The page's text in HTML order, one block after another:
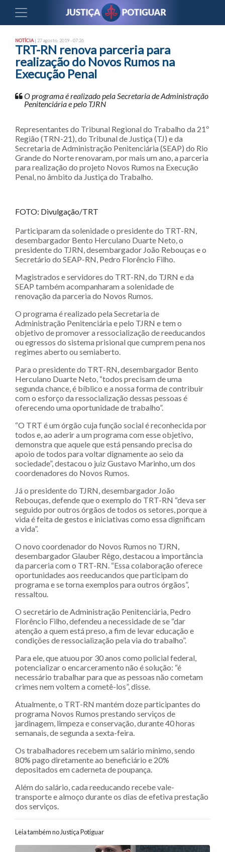
NOTÍCIA | 27 agosto, 2019 - 07:26
TRT-RN renova parceria para
realização do Novos Rumos na
Execução Penal
O programa é realizado pela Secretaria de Administração
Penitenciária e pelo TJRN
Representantes do Tribunal Regional do Trabalho da 21º
Região (TRN-21), do Tribunal de Justiça (TJ) e da
Secretaria de Administração Penitenciária (SEAP) do Rio
Grande do Norte renovaram, por mais um ano, a parceria
para realização do projeto Novos Rumos na Execução
Penal, no âmbito da Justiça do Trabalho.
FOTO: Divulgação/TRT
Participaram da solenidade o presidente do TRT-RN,
desembargador Bento Herculano Duarte Neto, o
presidente do TJRN, desembargador João Rebouças e o
Secretário do SEAP-RN, Pedro Florêncio Filho.
Magistrados e servidores do TRT-RN, do TJRN e da
SEAP também acompanharam a solenidade de
renovação da parceria do Novos Rumos.
O programa é realizado pela Secretaria de
Administração Penitenciária e pelo TJRN e tem o
objetivo de promover a ressocialização de reeducandos
ou egressos do sistema prisional que cumprem pena nos
regimes aberto ou semiaberto.
Para o presidente do TRT-RN, desembargador Bento
Herculano Duarte Neto, “todos precisam de uma
segunda chance, é bíblico e a nossa forma de contribuir
com o esforço da ressocialização dessas pessoas é
oferecendo uma oportunidade de trabalho”.
“O TRT é um órgão cuja função social é reconhecida por
todos e, ao aderir a um programa com esse objetivo,
demonstra que aquele que está pensando precisa do
apoio de todos para voltar dignamente ao seio da
sociedade”, destacou o juiz Gustavo Marinho, um dos
coordenadores do Novos Rumos.
Já o presidente do TJRN, desembargador João
Rebouças, defende que o exemplo do TRT-RN “deva ser
seguido por outros órgãos de todos os setores, porque a
vida é feita de gestos e iniciativas como essa dignificam
a vida”.
O novo coordenador do Novos Rumos no TJRN,
desembargador Glauber Rêgo, destacou a importância
da parceria com o TRT-RN. “Essa colaboração oferece
oportunidades aos reeducandos que participam do
programa e se torna exemplos para outros órgãos”,
ressaltou.
O secretário de Administração Penitenciária, Pedro
Florêncio Filho, defendeu a necessidade de se “dar
atenção a quem está preso, a fim de levar educação e
condições de ressocialização pela via do trabalho”.
Para ele, que atuou por 30 anos como policial federal,
potencializar o encarceramento não é solução: “é
necessário trabalhar para que as pessoas não cometam
crimes nem voltem a cometê-los”, disse.
Atualmente, o TRT-RN mantém doze participantes do
programa Novos Rumos prestando serviços de
jardinagem, limpeza e conservação, durante 40 horas
semanais, de segunda a sexta-feira.
Os trabalhadores recebem um salário mínimo, sendo
80% pago diretamente ao beneficiário e 20%
depositados em caderneta de poupança.
Além do salário, cada reeducando recebe vale-
transporte e almoço durante os dias de efetiva prestação
dos serviços.
Leia também no Justiça Potiguar